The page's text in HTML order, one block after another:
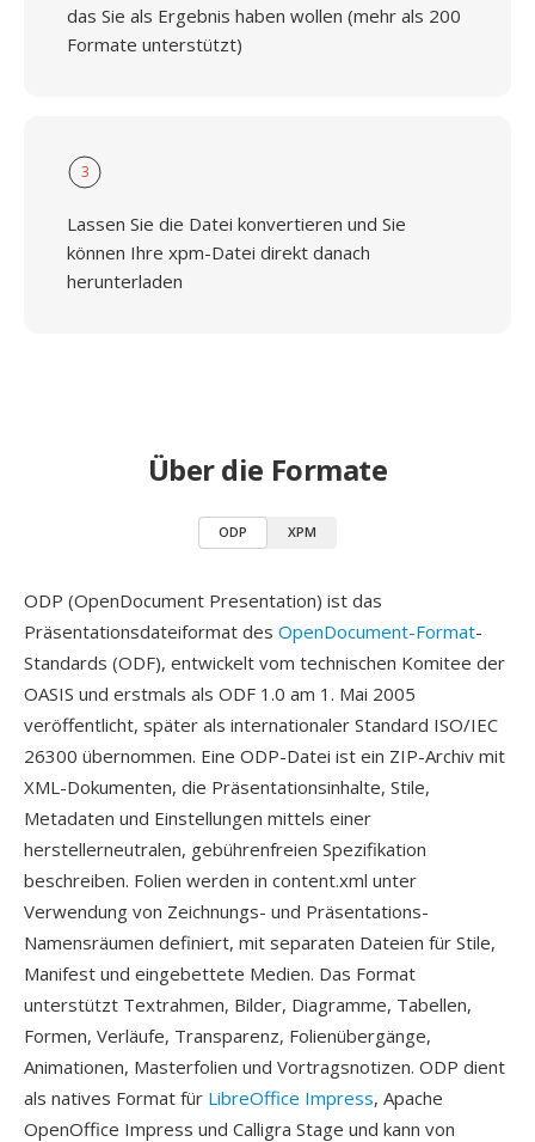
das Sie als Ergebnis haben wollen (mehr als 200
Formate unterstützt)
3
Lassen Sie die Datei konvertieren und Sie
können Ihre xpm-Datei direkt danach
herunterladen
Über die Formate
ODP XPM
ODP (OpenDocument Presentation) ist das
Präsentationsdateiformat des OpenDocument-Format-
Standards (ODF), entwickelt vom technischen Komitee der
OASIS und erstmals als ODF 1.0 am 1. Mai 2005
veröffentlicht, später als internationaler Standard ISO/IEC
26300 übernommen. Eine ODP-Datei ist ein ZIP-Archiv mit
XML-Dokumenten, die Präsentationsinhalte, Stile,
Metadaten und Einstellungen mittels einer
herstellerneutralen, gebührenfreien Spezifikation
beschreiben. Folien werden in content.xml unter
Verwendung von Zeichnungs- und Präsentations-
Namensräumen definiert, mit separaten Dateien für Stile,
Manifest und eingebettete Medien. Das Format
unterstützt Textrahmen, Bilder, Diagramme, Tabellen,
Formen, Verläufe, Transparenz, Folienübergänge,
Animationen, Masterfolien und Vortragsnotizen. ODP dient
als natives Format für LibreOffice Impress, Apache
OpenOffice Impress und Calligra Stage und kann von